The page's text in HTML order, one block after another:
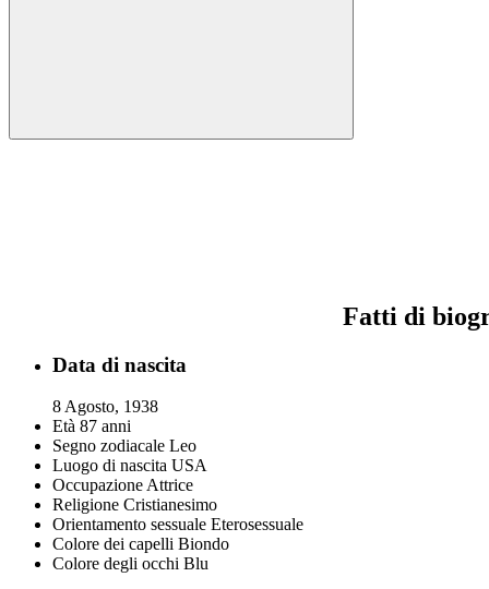
Fatti di
Data di nascita
8 Agosto, 1938
Età 87 anni
Segno zodiacale Leo
Luogo di nascita USA
OccupazioneAttrice
Religione Cristianesimo
Orientamento sessuale Eterosessuale
Colore dei capelli Biondo
Colore degli occhi Blu